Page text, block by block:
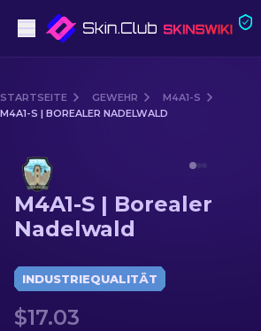
Mittelklasse
Scharfschützengewehr
Handschuh
STARTSEITE GEWEHR
M4A1-S
M4A1-S | BOREALER NADELWALD
M4A1-S | Borealer
Nadelwald
INDUSTRIEQUALITÄT
$17.03